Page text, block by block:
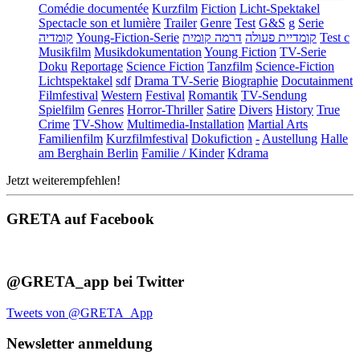
Comédie documentée Kurzfilm Fiction Licht-Spektakel
Spectacle son et lumière Trailer Genre Test G&S g Serie
קומדיה Young-Fiction-Serie קומדיית פעולה דרמה קומית
Test c
Musikfilm Musikdokumentation Young Fiction TV-Serie
Doku Reportage Science Fiction Tanzfilm Science-Fiction
Lichtspektakel sdf Drama TV-Serie Biographie Docutainment
Filmfestival Western Festival Romantik TV-Sendung
Spielfilm Genres Horror-Thriller Satire Divers History True
Crime TV-Show Multimedia-Installation Martial Arts
Familienfilm Kurzfilmfestival Dokufiction - Austellung Halle
am Berghain Berlin Familie / Kinder Kdrama
Jetzt weiterempfehlen!
GRETA auf Facebook
@GRETA_app bei Twitter
Tweets von @GRETA_App
Newsletter anmeldung